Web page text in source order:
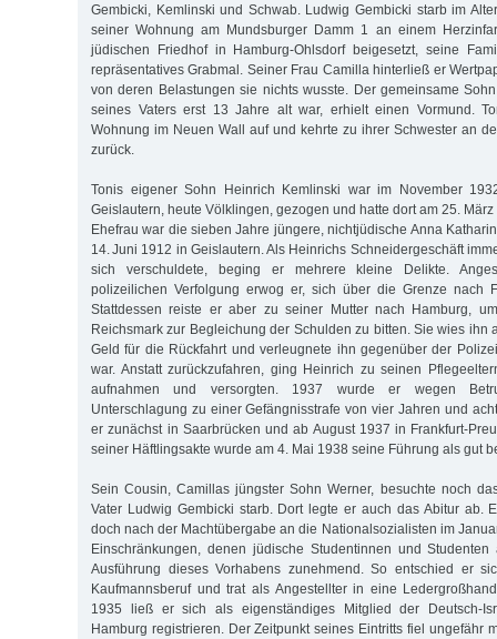
Gembicki, Kemlinski und Schwab. Ludwig Gembicki starb im
seiner Wohnung am Mundsburger Damm 1 an einem
jüdischen Friedhof in Hamburg-Ohlsdorf beigesetzt, seine
repräsentatives Grabmal. Seiner Frau Camilla hinterließ er
von deren Belastungen sie nichts wusste. Der gemeinsame
seines Vaters erst 13 Jahre alt war, erhielt einen Vormund.
Wohnung im Neuen Wall auf und kehrte zu ihrer Schwester an
zurück.
Tonis eigener Sohn Heinrich Kemlinski war im November
Geislautern, heute Völklingen, gezogen und hatte dort am 25.
Ehefrau war die sieben Jahre jüngere, nichtjüdische Anna
14. Juni 1912 in Geislautern. Als Heinrichs Schneidergeschäft
sich verschuldete, beging er mehrere kleine Delikte.
polizeilichen Verfolgung erwog er, sich über die Grenze nach
Stattdessen reiste er aber zu seiner Mutter nach Hamburg,
Reichsmark zur Begleichung der Schulden zu bitten. Sie wies ihn
Geld für die Rückfahrt und verleugnete ihn gegenüber der
war. Anstatt zurückzufahren, ging Heinrich zu seinen
aufnahmen und versorgten. 1937 wurde er wegen
Unterschlagung zu einer Gefängnisstrafe von vier Jahren und
er zunächst in Saarbrücken und ab August 1937 in Frankfurt-
seiner Häftlingsakte wurde am 4. Mai 1938 seine Führung als gut
Sein Cousin, Camillas jüngster Sohn Werner, besuchte noch
Vater Ludwig Gembicki starb. Dort legte er auch das Abitur ab.
doch nach der Machtübergabe an die Nationalsozialisten im
Einschränkungen, denen jüdische Studentinnen und
Ausführung dieses Vorhabens zunehmend. So entschied er
Kaufmannsberuf und trat als Angestellter in eine
1935 ließ er sich als eigenständiges Mitglied der Deutsch-
Hamburg registrieren. Der Zeitpunkt seines Eintritts fiel ungefähr